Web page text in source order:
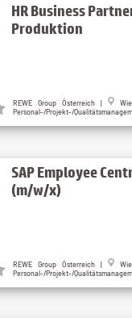
HR Business
Produktion
REWE Group Österreich |
Personal-/Projekt-/
SAP Employee
(m/w/x)
REWE Group Österreich |
Personal-/Projekt-/